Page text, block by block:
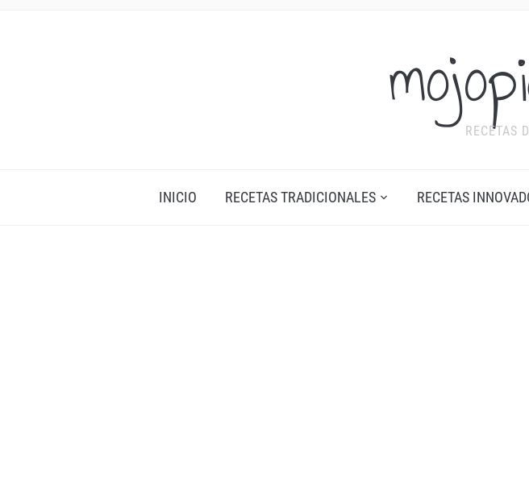
RECETAS
INICIO RECETAS TRADICIONALES RECETAS